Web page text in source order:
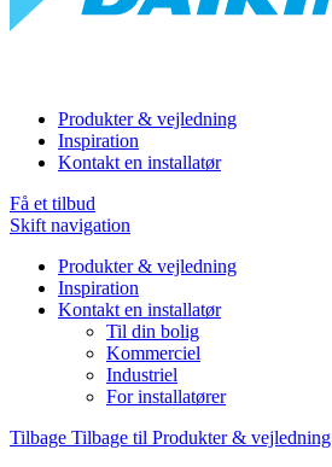
Produkter & vejledning
Inspiration
Kontakt en installatør
Få et tilbud
Skift navigation
Produkter & vejledning
Inspiration
Kontakt en installatør
Til din bolig
Kommerciel
Industriel
For installatører
Tilbage Tilbage til Produkter & vejledning